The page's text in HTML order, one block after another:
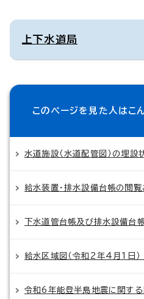
上下水道局
このページを見た人はこ
水道施設（水道配管図）の埋設
給水装置・排水設備台帳の閲
下水道管台帳及び排水設備台
給水区域図（令和2年4月1日
令和6年能登半島地震に関する